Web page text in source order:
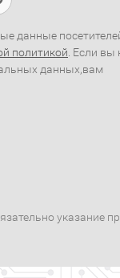
данные
политикой . Если вы
данных,вам
указание